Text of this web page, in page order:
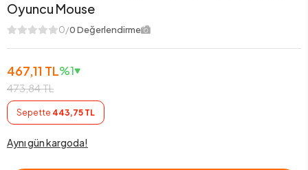
Oyuncu Mouse
0/0 Değerlendirme
467,11 TL
473,84 TL
%1
Sepette 443,75 TL
Aynı gün kargoda!